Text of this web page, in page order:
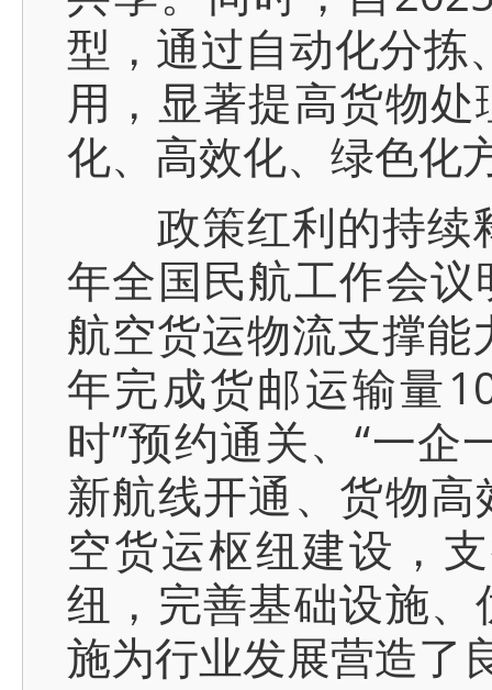
型，通过自动化分拣
用，显著提高货物
化、高效化、绿色化
政策红利的持续
年全国民航工作会
航空货运物流支撑
年完成货邮运输量
时”预约通关、“一
新航线开通、货物
空货运枢纽建设，
纽，完善基础设施
施为行业发展营造了